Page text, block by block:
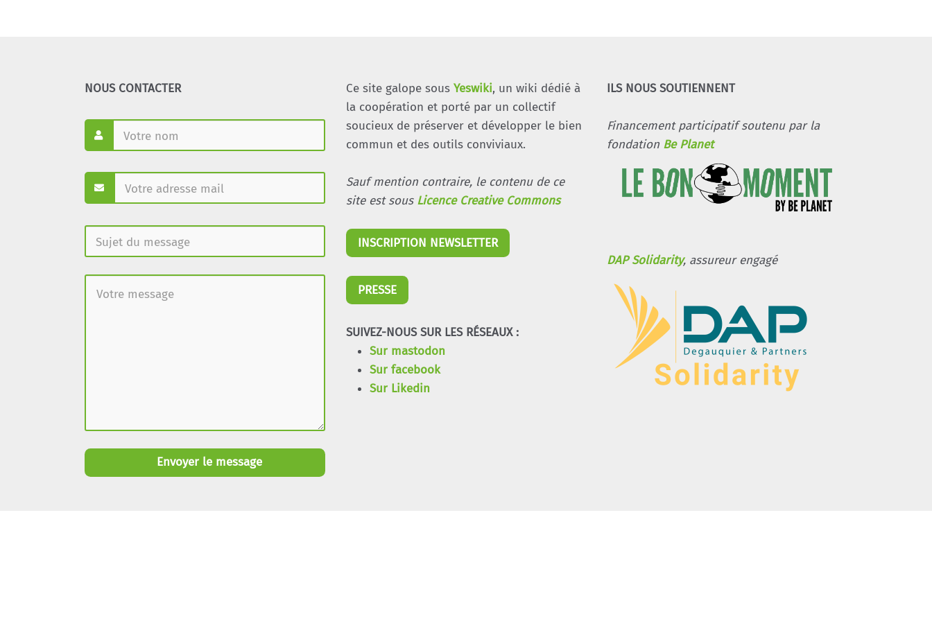
NOUS CONTACTER
Envoyer le message
Ce site galope sous Yeswiki, un wiki dédié à
la coopération et porté par un collectif
soucieux de préserver et développer le bien
commun et des outils conviviaux.
Sauf mention contraire, le contenu de ce
site est sous Licence Creative Commons
INSCRIPTION NEWSLETTER
PRESSE
SUIVEZ-NOUS SUR LES RÉSEAUX :
Sur mastodon
Sur facebook
Sur Likedin
ILS NOUS SOUTIENNENT
Financement participatif soutenu par la
fondation Be Planet
DAP Solidarity, assureur engagé